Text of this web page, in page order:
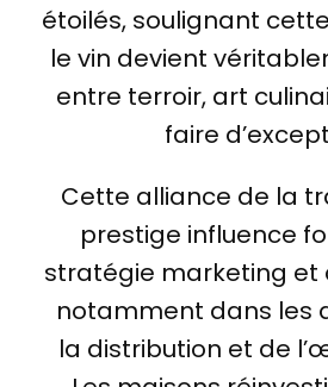
étoilés, soulignant
le vin devient
entre terroir, art
faire
Cette alliance de la
prestige influence
stratégie marketing et
notamment dans les
la distribution et de